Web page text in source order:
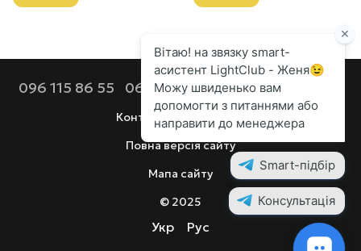
096 115 86 55 068 112 92 44 099 686 90 80
Контактна інформація
Повна версія сайту
Мапа сайту
© 2025
Укр Рус